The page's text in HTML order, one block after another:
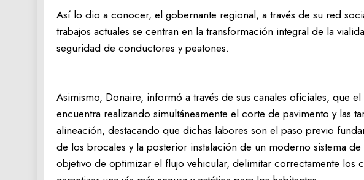
Así lo dio a conocer, el gobernante regional, a través de su red
trabajos actuales se centran en la transformación integral de la
seguridad de conductores y peatones.
Asimismo, Donaire, informó a través de sus canales oficiales, que
encuentra realizando simultáneamente el corte de pavimento y las
alineación, destacando que dichas labores son el paso previo
de los brocales y la posterior instalación de un moderno sistema
objetivo de optimizar el flujo vehicular, delimitar correctamente los